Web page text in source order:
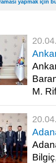
yapmak için
M.